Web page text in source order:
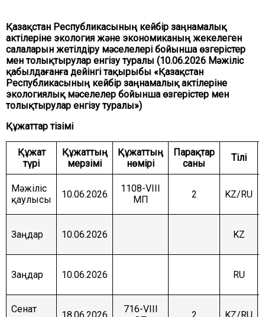
Қазақстан Республикасының кейбір заңнамалық
актілеріне экология және экономиканың жекелеген
салаларын жетілдіру мәселелері бойынша өзгерістер
мен толықтырулар енгізу туралы (10.06.2026 Мәжіліс
қабылдағанға дейінгі тақырыбы «Қазақстан
Республикасының кейбір заңнамалық актілеріне
экологиялық мәселелер бойынша өзгерістер мен
толықтырулар енгізу туралы»)
Құжаттар тізімі
Құжат
түрі
Құжаттың
мерзімі
Құжаттың
нөмірі
Парақтар
саны
Тілі
Мәжіліс
қаулысы
10.06.2026
1108-VIII
МП
2 KZ/RU
Заңдар 10.06.2026 KZ
Заңдар 10.06.2026 RU
Сенат
716-VIII
ДАМЫТУ КОМИТЕТІ
ӘЛЕУМЕТТІК-МӘДЕНИ ДАМУ ЖӘНЕ ҒЫЛЫМ
КОМИТЕТІ
ЭКОНОМИКАЛЫҚ САЯСАТ, ИННОВАЦИЯЛЫҚ
ДАМУ ЖӘНЕ КӘСІПКЕРЛІК ТҰРАҚТЫ КОМИТЕТІ